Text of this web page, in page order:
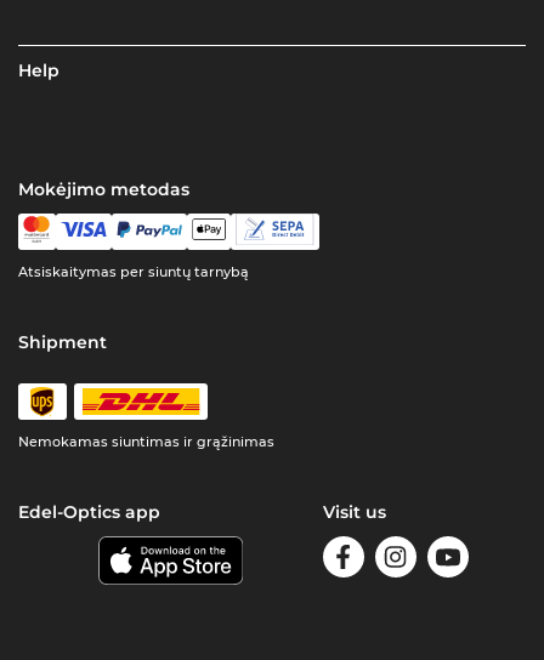
Help
Mokėjimo metodas
Atsiskaitymas per siuntų tarnybą
Shipment
Nemokamas siuntimas ir grąžinimas
Edel-Optics app Visit us